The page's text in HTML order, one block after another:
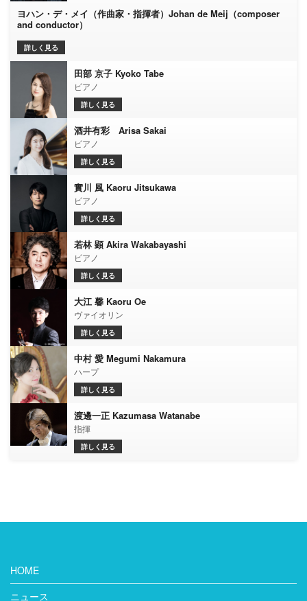
ヨハン・デ・メイ（作曲家・指揮者）Johan de Meij（composer
and conductor）
詳しく見る
田部 京子 Kyoko Tabe
ピアノ
詳しく見る
酒井有彩 Arisa Sakai
ピアノ
詳しく見る
實川 風 Kaoru Jitsukawa
ピアノ
詳しく見る
若林 顕 Akira Wakabayashi
ピアノ
詳しく見る
大江 馨 Kaoru Oe
ヴァイオリン
詳しく見る
中村 愛 Megumi Nakamura
ハープ
詳しく見る
渡邊一正 Kazumasa Watanabe
指揮
詳しく見る
HOME
ニュース